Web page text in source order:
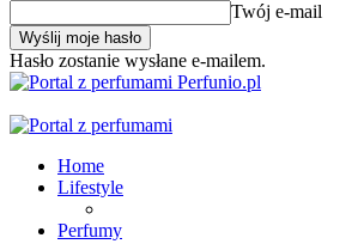
Twój e-mail
Hasło zostanie wysłane e-mailem.
Perfunio.pl
Home
Lifestyle
Perfumy